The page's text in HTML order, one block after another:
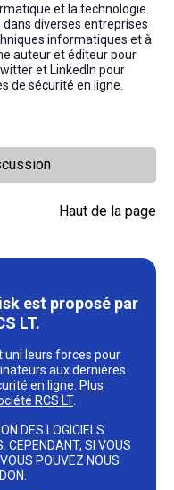
et la technologie.
diverses entreprises
informatiques et à
auteur et éditeur pour
et LinkedIn pour
de sécurité en ligne.
Haut de la page
est proposé par
LT.
uni leurs forces pour
aux dernières
en ligne. Plus
RCS LT.
DES LOGICIELS
CEPENDANT, SI VOUS
POUVEZ NOUS